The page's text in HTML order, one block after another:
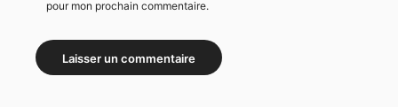
pour mon prochain commentaire.